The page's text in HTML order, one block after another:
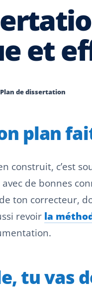
et
de dissertation
plan
construit, c’est
de bonnes
ton correcteur,
revoir la
tu vas